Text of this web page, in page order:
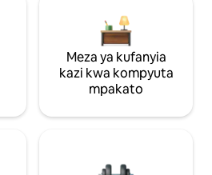
Meza ya kufanyia
kazi kwa kompyuta
mpakato